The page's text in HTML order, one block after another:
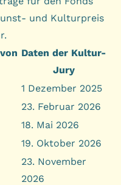
und Kulturpreis
Daten der Kultur-
Jury
1 Dezember 2025
23. Februar 2026
18. Mai 2026
19. Oktober 2026
23. November
2026